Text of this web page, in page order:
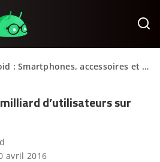
Smartphones, accessoires et applications
d’utilisateurs sur
avril 2016